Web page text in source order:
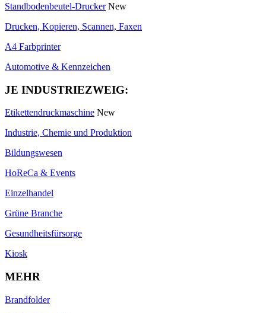
Standbodenbeutel-Drucker New
Drucken, Kopieren, Scannen, Faxen
A4 Farbprinter
Automotive & Kennzeichen
JE INDUSTRIEZWEIG:
Etikettendruckmaschine New
Industrie, Chemie und Produktion
Bildungswesen
HoReCa & Events
Einzelhandel
Grüne Branche
Gesundheitsfürsorge
Kiosk
MEHR
Brandfolder